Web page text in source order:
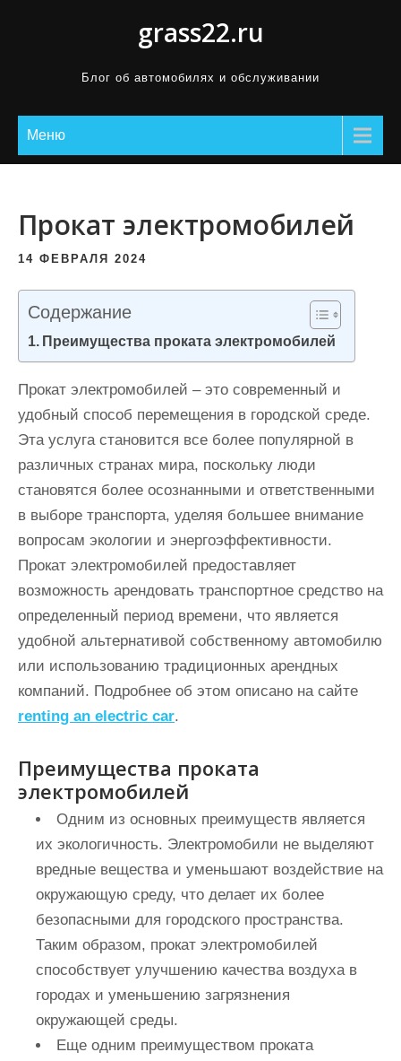
а
grass22.ru
Блог об автомобилях и обслуживании
Меню
Прокат электромобилей
14 ФЕВРАЛЯ 2024
Содержание
Преимущества проката электромобилей
Прокат электромобилей – это современный и
удобный способ перемещения в городской среде.
Эта услуга становится все более популярной в
различных странах мира, поскольку люди
становятся более осознанными и ответственными
в выборе транспорта, уделяя большее внимание
вопросам экологии и энергоэффективности.
Прокат электромобилей предоставляет
возможность арендовать транспортное средство на
определенный период времени, что является
удобной альтернативой собственному автомобилю
или использованию традиционных арендных
компаний. Подробнее об этом описано на сайте
renting an electric car.
Преимущества проката
электромобилей
Одним из основных преимуществ является
их экологичность. Электромобили не выделяют
вредные вещества и уменьшают воздействие на
окружающую среду, что делает их более
безопасными для городского пространства.
Таким образом, прокат электромобилей
способствует улучшению качества воздуха в
городах и уменьшению загрязнения
окружающей среды.
Еще одним преимуществом проката